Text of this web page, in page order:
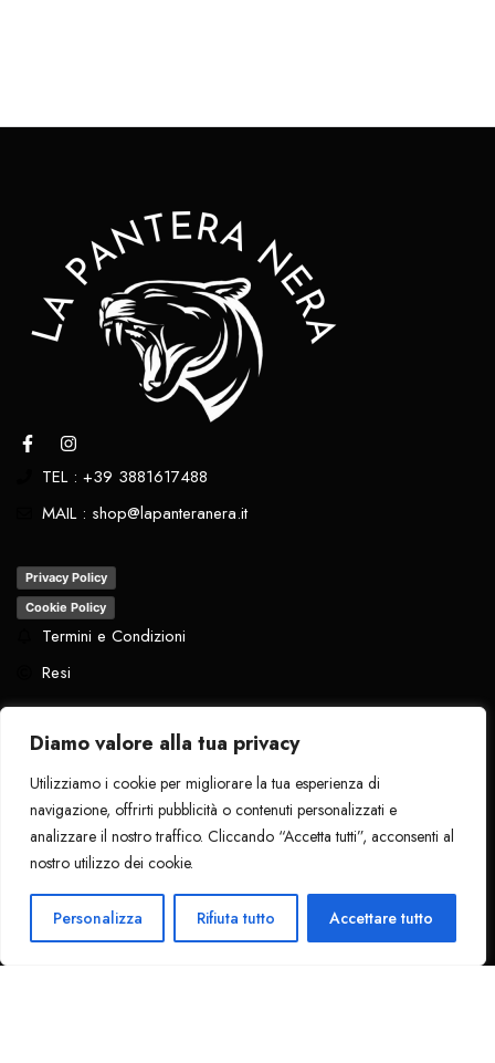
Diamo valore alla tua privacy
Utilizziamo i cookie per migliorare la tua esperienza di
navigazione, offrirti pubblicità o contenuti personalizzati e
analizzare il nostro traffico. Cliccando “Accetta tutti”, acconsenti al
nostro utilizzo dei cookie.
Personalizza Rifiuta tutto Accettare tutto
TEL : +39 3881617488
MAIL : shop@lapanteranera.it
Privacy Policy
Cookie Policy
Termini e Condizioni
Resi
Tutti i diritti riservati
. 2024 - La Pantera
Ciao!